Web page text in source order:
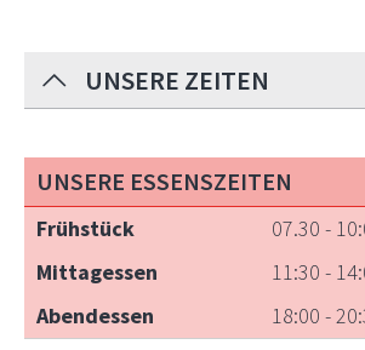
UNSERE ZEITEN
UNSERE ESSENSZEITEN
07.30 -
11:30 -
18:00 -